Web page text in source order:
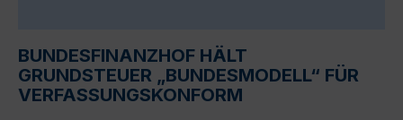
BUNDESFINANZHOF HÄLT
GRUNDSTEUER „BUNDESMODELL“ FÜR
VERFASSUNGSKONFORM